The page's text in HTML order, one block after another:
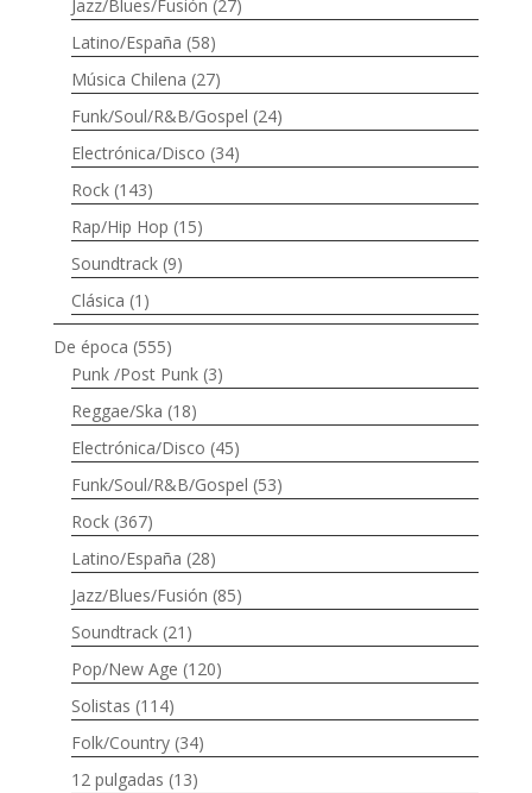
Jazz/Blues/Fusión (27)
Latino/España (58)
Música Chilena (27)
Funk/Soul/R&B/Gospel (24)
Electrónica/Disco (34)
Rock (143)
Rap/Hip Hop (15)
Soundtrack (9)
Clásica (1)
De época (555)
Punk /Post Punk (3)
Reggae/Ska (18)
Electrónica/Disco (45)
Funk/Soul/R&B/Gospel (53)
Rock (367)
Latino/España (28)
Jazz/Blues/Fusión (85)
Soundtrack (21)
Pop/New Age (120)
Solistas (114)
Folk/Country (34)
12 pulgadas (13)